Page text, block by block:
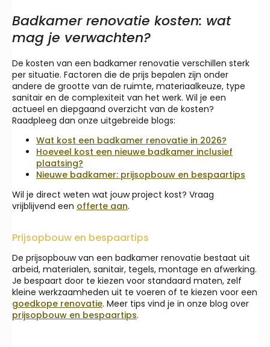
Badkamer renovatie kosten: wat
mag je verwachten?
De kosten van een badkamer renovatie verschillen sterk
per situatie. Factoren die de prijs bepalen zijn onder
andere de grootte van de ruimte, materiaalkeuze, type
sanitair en de complexiteit van het werk. Wil je een
actueel en diepgaand overzicht van de kosten?
Raadpleeg dan onze uitgebreide blogs:
Wat kost een badkamer renovatie in 2026?
Hoeveel kost een nieuwe badkamer inclusief
plaatsing?
Nieuwe badkamer: prijsopbouw en bespaartips
Wil je direct weten wat jouw project kost? Vraag
vrijblijvend een offerte aan.
Prijsopbouw en bespaartips
De prijsopbouw van een badkamer renovatie bestaat uit
arbeid, materialen, sanitair, tegels, montage en afwerking.
Je bespaart door te kiezen voor standaard maten, zelf
kleine werkzaamheden uit te voeren of te kiezen voor een
goedkope renovatie. Meer tips vind je in onze blog over
prijsopbouw en bespaartips.